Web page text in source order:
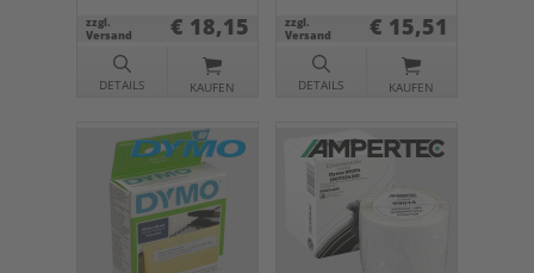
zzgl.
Versand
€ 18,15
DETAILS KAUFEN
zzgl.
Versand
€ 15,51
DETAILS KAUFEN